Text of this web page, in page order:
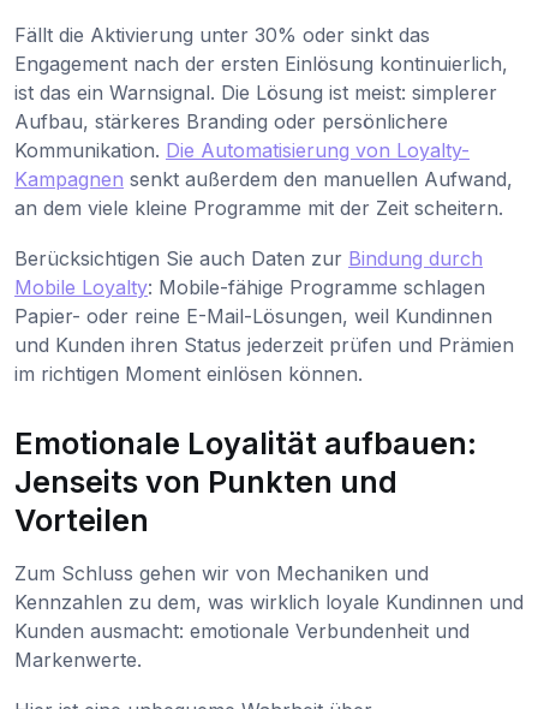
Fällt die Aktivierung unter 30% oder sinkt das
Engagement nach der ersten Einlösung kontinuierlich,
ist das ein Warnsignal. Die Lösung ist meist: simplerer
Aufbau, stärkeres Branding oder persönlichere
Kommunikation. Die Automatisierung von Loyalty-
Kampagnen senkt außerdem den manuellen Aufwand,
an dem viele kleine Programme mit der Zeit scheitern.
Berücksichtigen Sie auch Daten zur Bindung durch
Mobile Loyalty: Mobile-fähige Programme schlagen
Papier- oder reine E-Mail-Lösungen, weil Kundinnen
und Kunden ihren Status jederzeit prüfen und Prämien
im richtigen Moment einlösen können.
Emotionale Loyalität aufbauen:
Jenseits von Punkten und
Vorteilen
Zum Schluss gehen wir von Mechaniken und
Kennzahlen zu dem, was wirklich loyale Kundinnen und
Kunden ausmacht: emotionale Verbundenheit und
Markenwerte.